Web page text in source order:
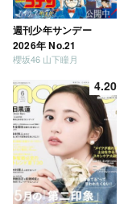
週刊少年サンデー
2026年 No.21
櫻坂46 山下瞳月
4.20